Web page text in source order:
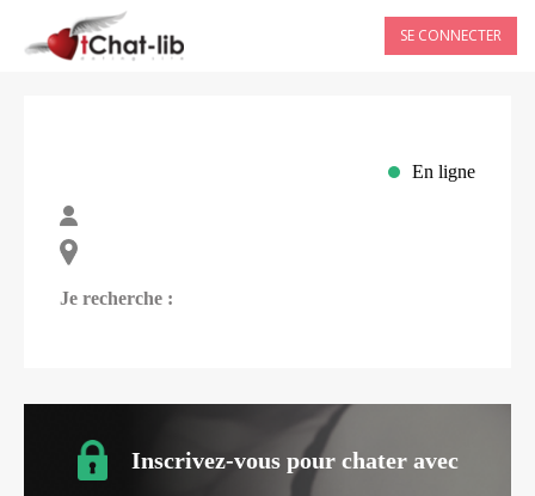
SE CONNECTER
En ligne
Je recherche :
Inscrivez-vous pour chater avec